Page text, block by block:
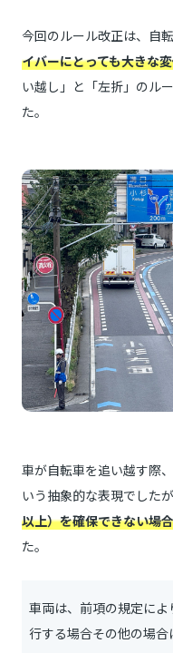
今回のルール改正は、自
イバーにとっても大きな
い越し」と「左折」のル
た。
車が自転車を追い越す際
いう抽象的な表現でしたが
以上）を確保できない場
た。
車両は、前項の規定に
行する場合その他の場